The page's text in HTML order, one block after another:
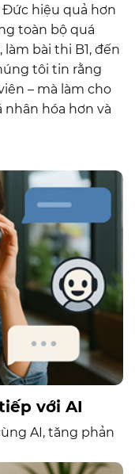
hiệu quả hơn
toàn bộ quá
bài thi B1, đến
tôi tin rằng
– mà làm cho
nhân hóa hơn và
với AI
AI, tăng phản